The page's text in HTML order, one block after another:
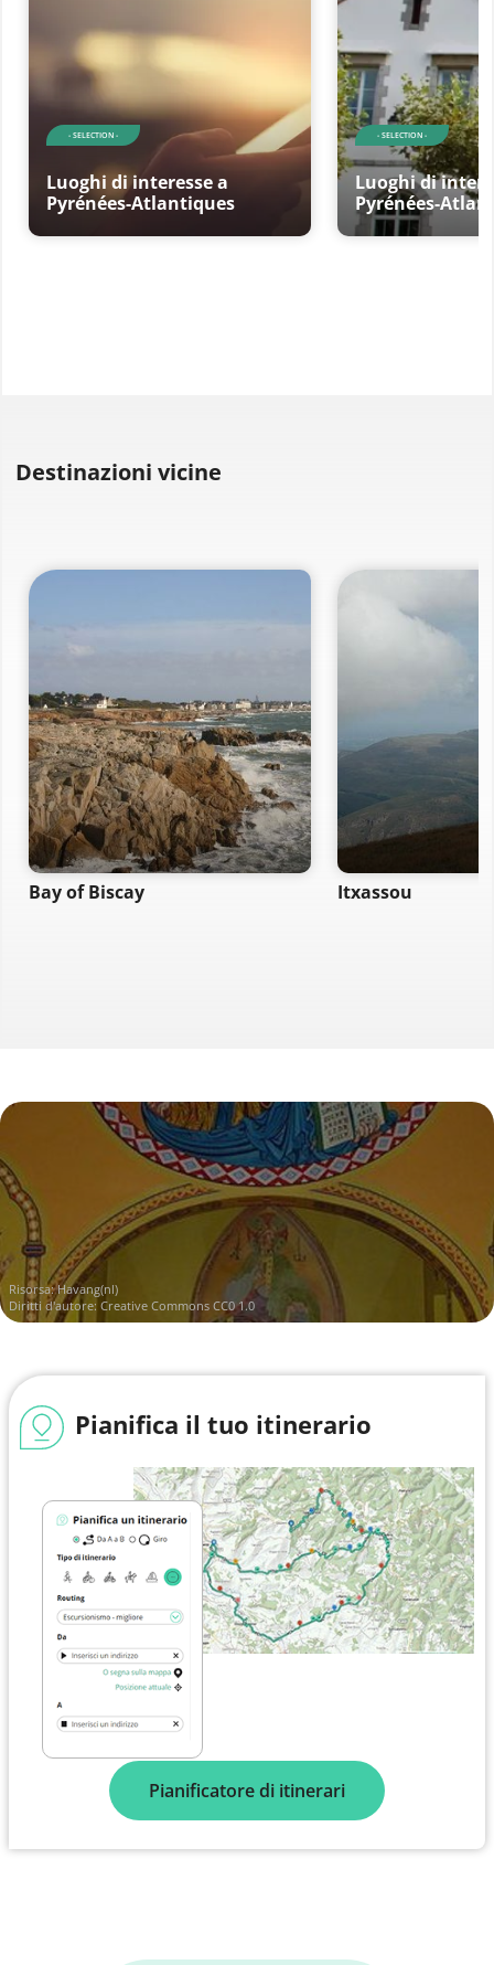
- SELECTION -
Luoghi di interesse a
Pyrénées-Atlantiques
- SELECTION -
Luoghi di
Pyrénées-
Destinazioni vicine
Bay of Biscay Itxassou
Risorsa:Havang(nl)
Diritti d'autore: Creative Commons CC0 1.0
Pianifica il tuo itinerario
Pianificatore di itinerari